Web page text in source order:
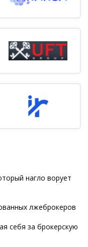
нагло ворует
лжеброкеров
себя за брокерскую